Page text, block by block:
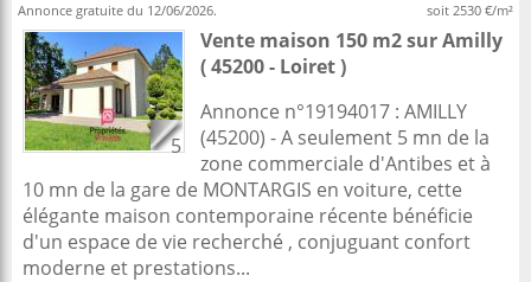
Annonce gratuite du 12/06/2026. soit 2530 €/m²
5
Vente maison 150 m2surAmilly
( 45200 - Loiret )
Annonce n°19194017 : AMILLY
(45200) - A seulement 5 mn de la
zone commerciale d'Antibes et à
10 mn de la gare de MONTARGIS en voiture, cette
élégante maison contemporaine récente bénéficie
d'un espace de vie recherché , conjuguant confort
moderne et prestations...